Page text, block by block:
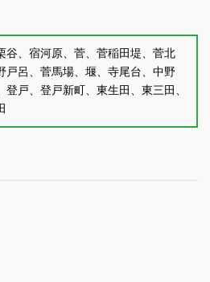
谷、宿河原、菅、菅稲田堤、菅北
戸呂、菅馬場、堰、寺尾台、中野
戸、登戸新町、東生田、東三田、